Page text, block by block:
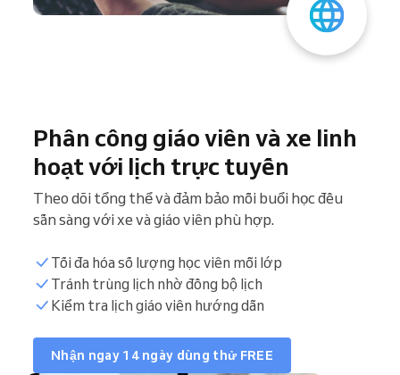
Đồng bộ lịch
Danh sách học viên
Khoá học cuối tuần
Phân công giáo viên và xe linh
hoạt với lịch trực tuyến
Theo dõi tổng thể và đảm bảo mỗi buổi học đều
sẵn sàng với xe và giáo viên phù hợp.
Tối đa hóa số lượng học viên mỗi lớp
Tránh trùng lịch nhờ đồng bộ lịch
Kiểm tra lịch giáo viên hướng dẫn
Nhận ngay 14 ngày dùng thử FREE